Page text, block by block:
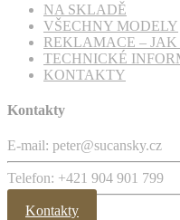
NA SKLADĚ
VŠECHNY MODELY
REKLAMACE – JAK
TECHNICKÉ
KONTAKTY
Kontakty
E-mail: peter@sucansky.cz
Telefon: +421 904 901 799
Kontakty